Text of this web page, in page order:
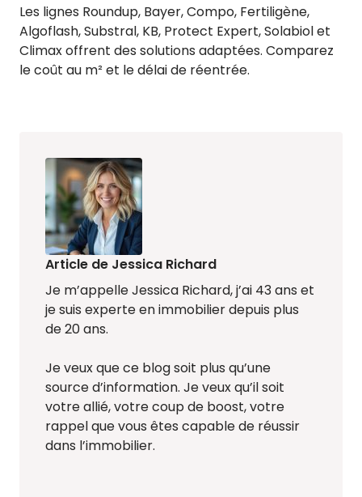
Les lignes Roundup, Bayer, Compo, Fertiligène,
Algoflash, Substral, KB, Protect Expert, Solabiol et
Climax offrent des solutions adaptées. Comparez
le coût au m² et le délai de réentrée.
Article de Jessica Richard
Je m’appelle Jessica Richard, j’ai 43 ans et
je suis experte en immobilier depuis plus
de 20 ans.
Je veux que ce blog soit plus qu’une
source d’information. Je veux qu’il soit
votre allié, votre coup de boost, votre
rappel que vous êtes capable de réussir
dans l’immobilier.